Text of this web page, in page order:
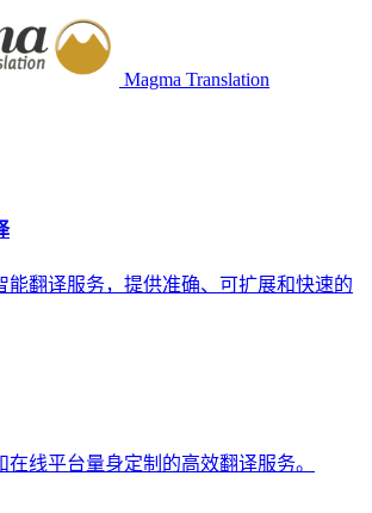
Magma Translation
能翻译服务，提供准确、可扩展和快速的
在线平台量身定制的高效翻译服务。